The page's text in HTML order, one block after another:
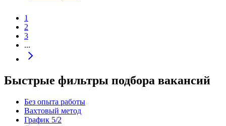
1
2
3
...
Быстрые фильтры подбора вакансий
Без опыта работы
Вахтовый метод
График 5/2